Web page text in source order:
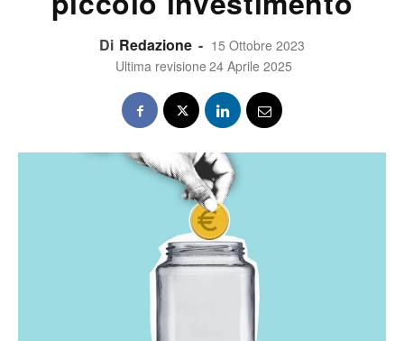
Di Redazione - 15 Ottobre 2023
Ultima revisione 24 Aprile 2025